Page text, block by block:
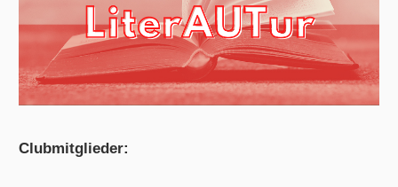
Clubmitglieder: